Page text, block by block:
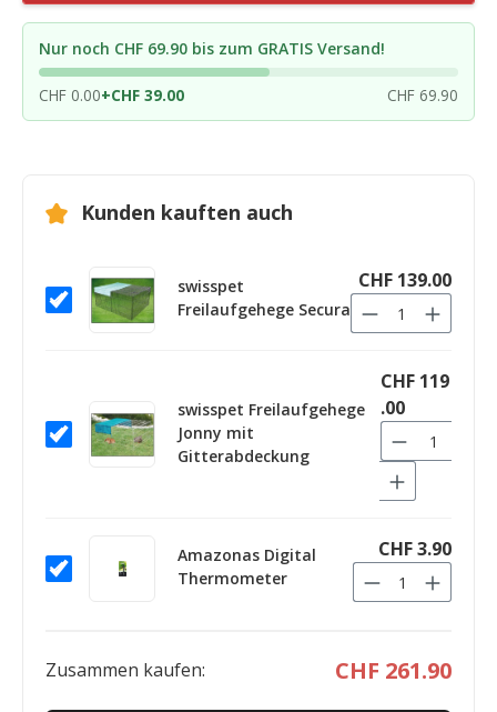
Nur noch CHF 69.90 bis zum GRATIS Versand!
CHF 0.00+CHF 39.00 CHF 69.90
Kunden kauften auch
swisspet
Freilaufgehege Secura
CHF 139.00
swisspet Freilaufgehege
Jonny mit
Gitterabdeckung
CHF 119
.00
Amazonas Digital
Thermometer
CHF 3.90
Zusammen kaufen: CHF 261.90